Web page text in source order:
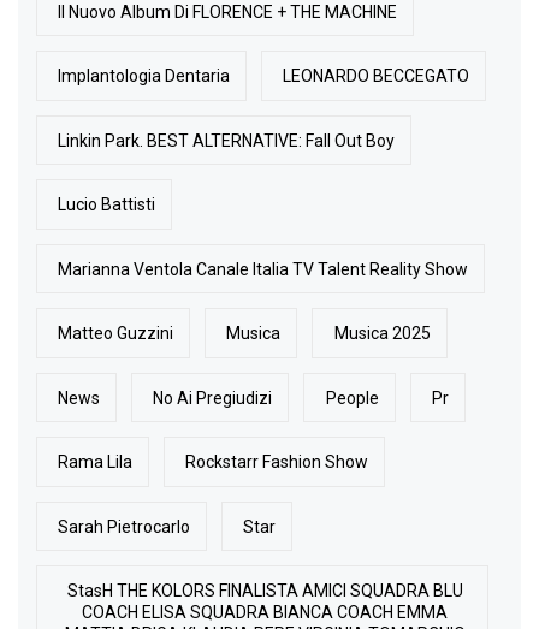
Il Nuovo Album Di FLORENCE + THE MACHINE
Implantologia Dentaria LEONARDO BECCEGATO
Linkin Park. BEST ALTERNATIVE: Fall Out Boy
Lucio Battisti
Marianna Ventola Canale Italia TV Talent Reality Show
Matteo Guzzini Musica Musica 2025
News No Ai Pregiudizi People Pr
Rama Lila Rockstarr Fashion Show
Sarah Pietrocarlo Star
StasH THE KOLORS FINALISTA AMICI SQUADRA BLU
COACH ELISA SQUADRA BIANCA COACH EMMA